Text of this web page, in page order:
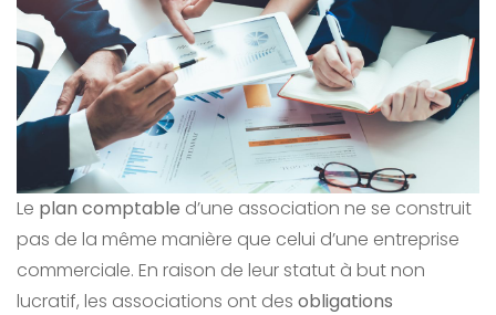
Le plan comptable d’une association ne se construit
pas de la même manière que celui d’une entreprise
commerciale. En raison de leur statut à but non
lucratif, les associations ont des obligations